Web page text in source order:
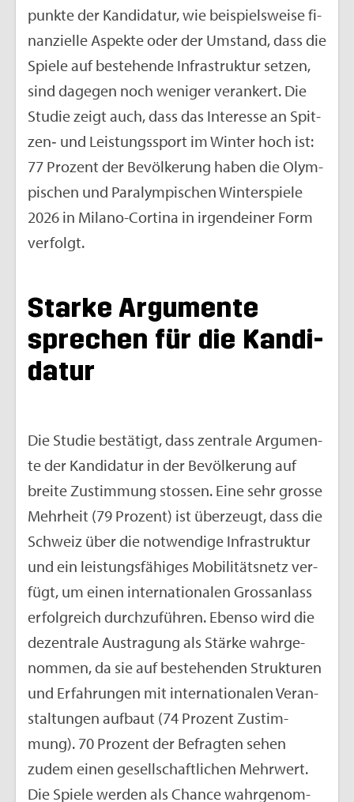
punk­te der Kan­di­da­tur, wie bei­spiels­wei­se fi­
nan­zi­el­le As­pek­te oder der Um­stand, dass die
Spie­le auf be­stehen­de In­fra­struk­tur set­zen,
sind da­ge­gen noch we­ni­ger ver­an­kert. Die
Stu­die zeigt auch, dass das In­ter­es­se an Spit­
zen‑ und Leis­tungs­sport im Win­ter hoch ist:
77 Pro­zent der Be­völ­ke­rung haben die Olym­
pi­schen und Pa­ralym­pi­schen Win­ter­spie­le
2026 in Mi­la­no-Cor­ti­na in ir­gend­ei­ner Form
ver­folgt.
Star­ke Ar­gu­men­te
spre­chen für die Kan­di­
da­tur
Die Stu­die be­stä­tigt, dass zen­tra­le Ar­gu­men­
te der Kan­di­da­tur in der Be­völ­ke­rung auf
brei­te Zu­stim­mung stos­sen. Eine sehr gros­se
Mehr­heit (79 Pro­zent) ist über­zeugt, dass die
Schweiz über die not­wen­di­ge In­fra­struk­tur
und ein leis­tungs­fä­hi­ges Mo­bi­li­täts­netz ver­
fügt, um einen in­ter­na­tio­na­len Gross­an­lass
er­folg­reich durch­zu­füh­ren. Eben­so wird die
de­zen­tra­le Aus­tra­gung als Stär­ke wahr­ge­
nom­men, da sie auf be­stehen­den Struk­tu­ren
und Er­fah­run­gen mit in­ter­na­tio­na­len Ver­an­
stal­tun­gen auf­baut (74 Pro­zent Zu­stim­
mung). 70 Pro­zent der Be­frag­ten sehen
zudem einen ge­sell­schaft­li­chen Mehr­wert.
Die Spie­le wer­den als Chan­ce wahr­ge­nom­